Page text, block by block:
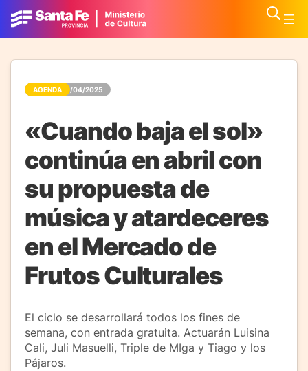
AGENDA 01/04/2025
«Cuando baja el sol»
continúa en abril con
su propuesta de
música y atardeceres
en el Mercado de
Frutos Culturales
El ciclo se desarrollará todos los fines de
semana, con entrada gratuita. Actuarán Luisina
Cali, Juli Masuelli, Triple de MIga y Tiago y los
Pájaros.